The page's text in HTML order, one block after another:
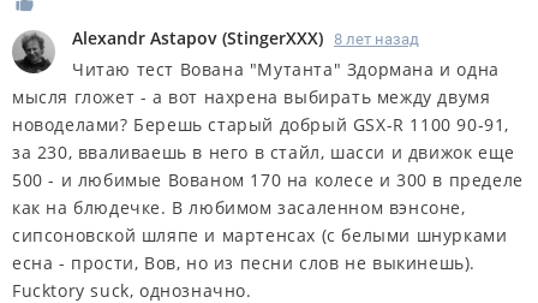
Alexandr Astapov (StingerXXX) 8 лет назад
Читаю тест Вована "Мутанта" Здормана и одна
мысля гложет - а вот нахрена выбирать между двумя
новоделами? Берешь старый добрый GSX-R 1100 90-91,
за 230, вваливаешь в него в стайл, шасси и движок еще
500 - и любимые Вованом 170 на колесе и 300 в пределе
как на блюдечке. В любимом засаленном вэнсоне,
сипсоновской шляпе и мартенсах (с белыми шнурками
есна - прости, Вов, но из песни слов не выкинешь).
Fucktory suck, однозначно.